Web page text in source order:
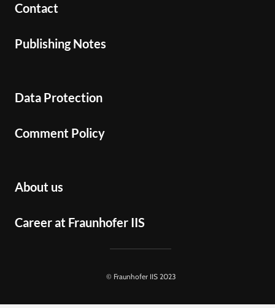
Contact
Publishing Notes
Data Protection
Comment Policy
About us
Career at Fraunhofer IIS
© Fraunhofer IIS 2023